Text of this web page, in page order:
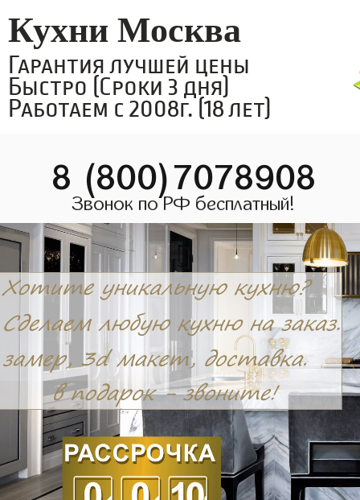
Кухни Москва
Гарантия лучшей цены
Быстро (Сроки 3 дня)
Работаем с 2008г. (18 лет)
8 (800)7078908
Звонок по РФ бесплатный!